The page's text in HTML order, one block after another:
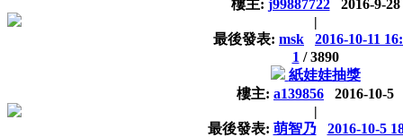
樓主: j99887722
2016-9-28
|
最後發表: msk
2016-10-11
1 /3890
紙娃娃抽獎
樓主: a139856
2016-10-5
|
最後發表: 萌智乃
2016-10-5